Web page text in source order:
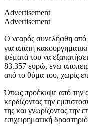
Advertisement
Advertisement
Ο νεαρός συνελήφθη από
για απάτη
ψέματά του να
83.357 ευρώ, ενώ
από το θύμα του, χωρίς
Όπως προέκυψε από την
κερδίζοντας την
της και γνωρίζοντας την
επιχειρηματική